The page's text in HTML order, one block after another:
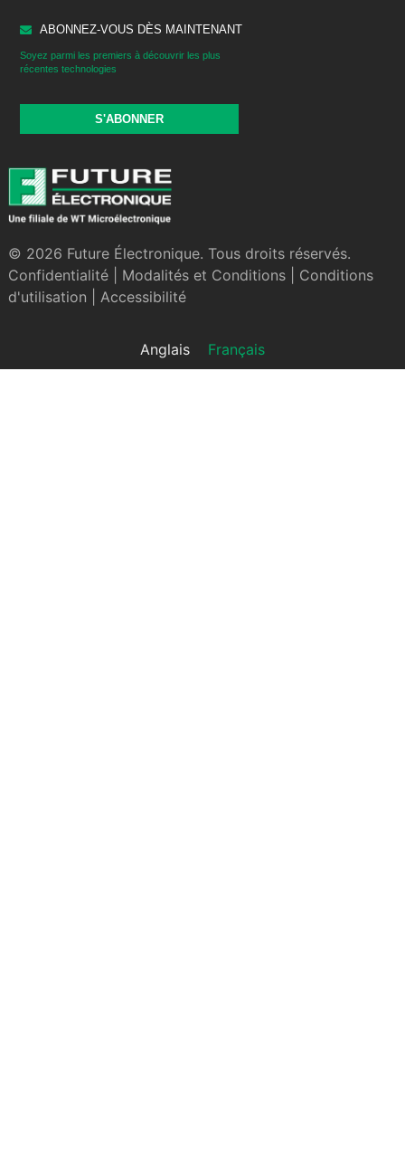
ABONNEZ-VOUS DÈS MAINTENANT
Soyez parmi les premiers à découvrir les plus
récentes technologies
S'ABONNER
© 2026 Future Électronique. Tous droits réservés.
Confidentialité| Modalités et Conditions| Conditions
d'utilisation
Accessibilité
Anglais Français